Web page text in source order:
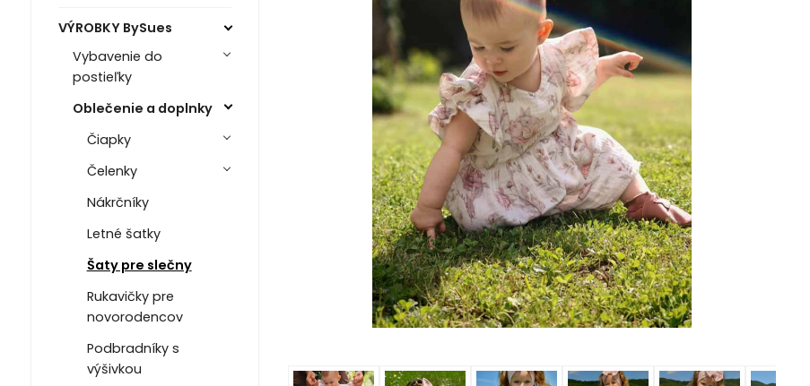
VÝROBKY BySues
Vybavenie do
postieľky
Oblečenie a doplnky
Čiapky
Čelenky
Nákrčníky
Letné šatky
Šaty pre slečny
Rukavičky pre
novorodencov
Podbradníky s
výšivkou